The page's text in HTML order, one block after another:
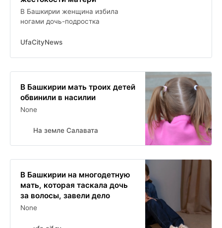
В Башкирии женщина избила
ногами дочь-подростка
UfaCityNews
В Башкирии мать троих детей
обвинили в насилии
None
На земле Салавата
В Башкирии на многодетную
мать, которая таскала дочь
за волосы, завели дело
None